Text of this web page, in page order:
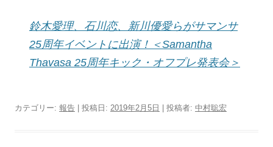
鈴木愛理、石川恋、新川優愛らがサマンサ
25周年イベントに出演！＜Samantha
Thavasa 25周年キック・オフプレ発表会＞
カテゴリー: 報告 | 投稿日: 2019年2月5日 | 投稿者: 中村聡宏